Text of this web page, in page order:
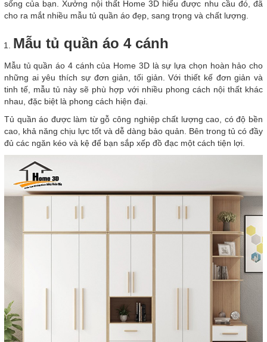
sống của bạn. Xưởng nội thất Home 3D hiểu được nhu cầu đó, đã
cho ra mắt nhiều mẫu tủ quần áo đẹp, sang trọng và chất lượng.
Mẫu tủ quần áo 4 cánh
Mẫu tủ quần áo 4 cánh của Home 3D là sự lựa chọn hoàn hảo cho
những ai yêu thích sự đơn giản, tối giản. Với thiết kế đơn giản và
tinh tế, mẫu tủ này sẽ phù hợp với nhiều phong cách nội thất khác
nhau, đặc biệt là phong cách hiện đại.
Tủ quần áo được làm từ gỗ công nghiệp chất lượng cao, có độ bền
cao, khả năng chịu lực tốt và dễ dàng bảo quản. Bên trong tủ có đầy
đủ các ngăn kéo và kệ để bạn sắp xếp đồ đạc một cách tiện lợi.